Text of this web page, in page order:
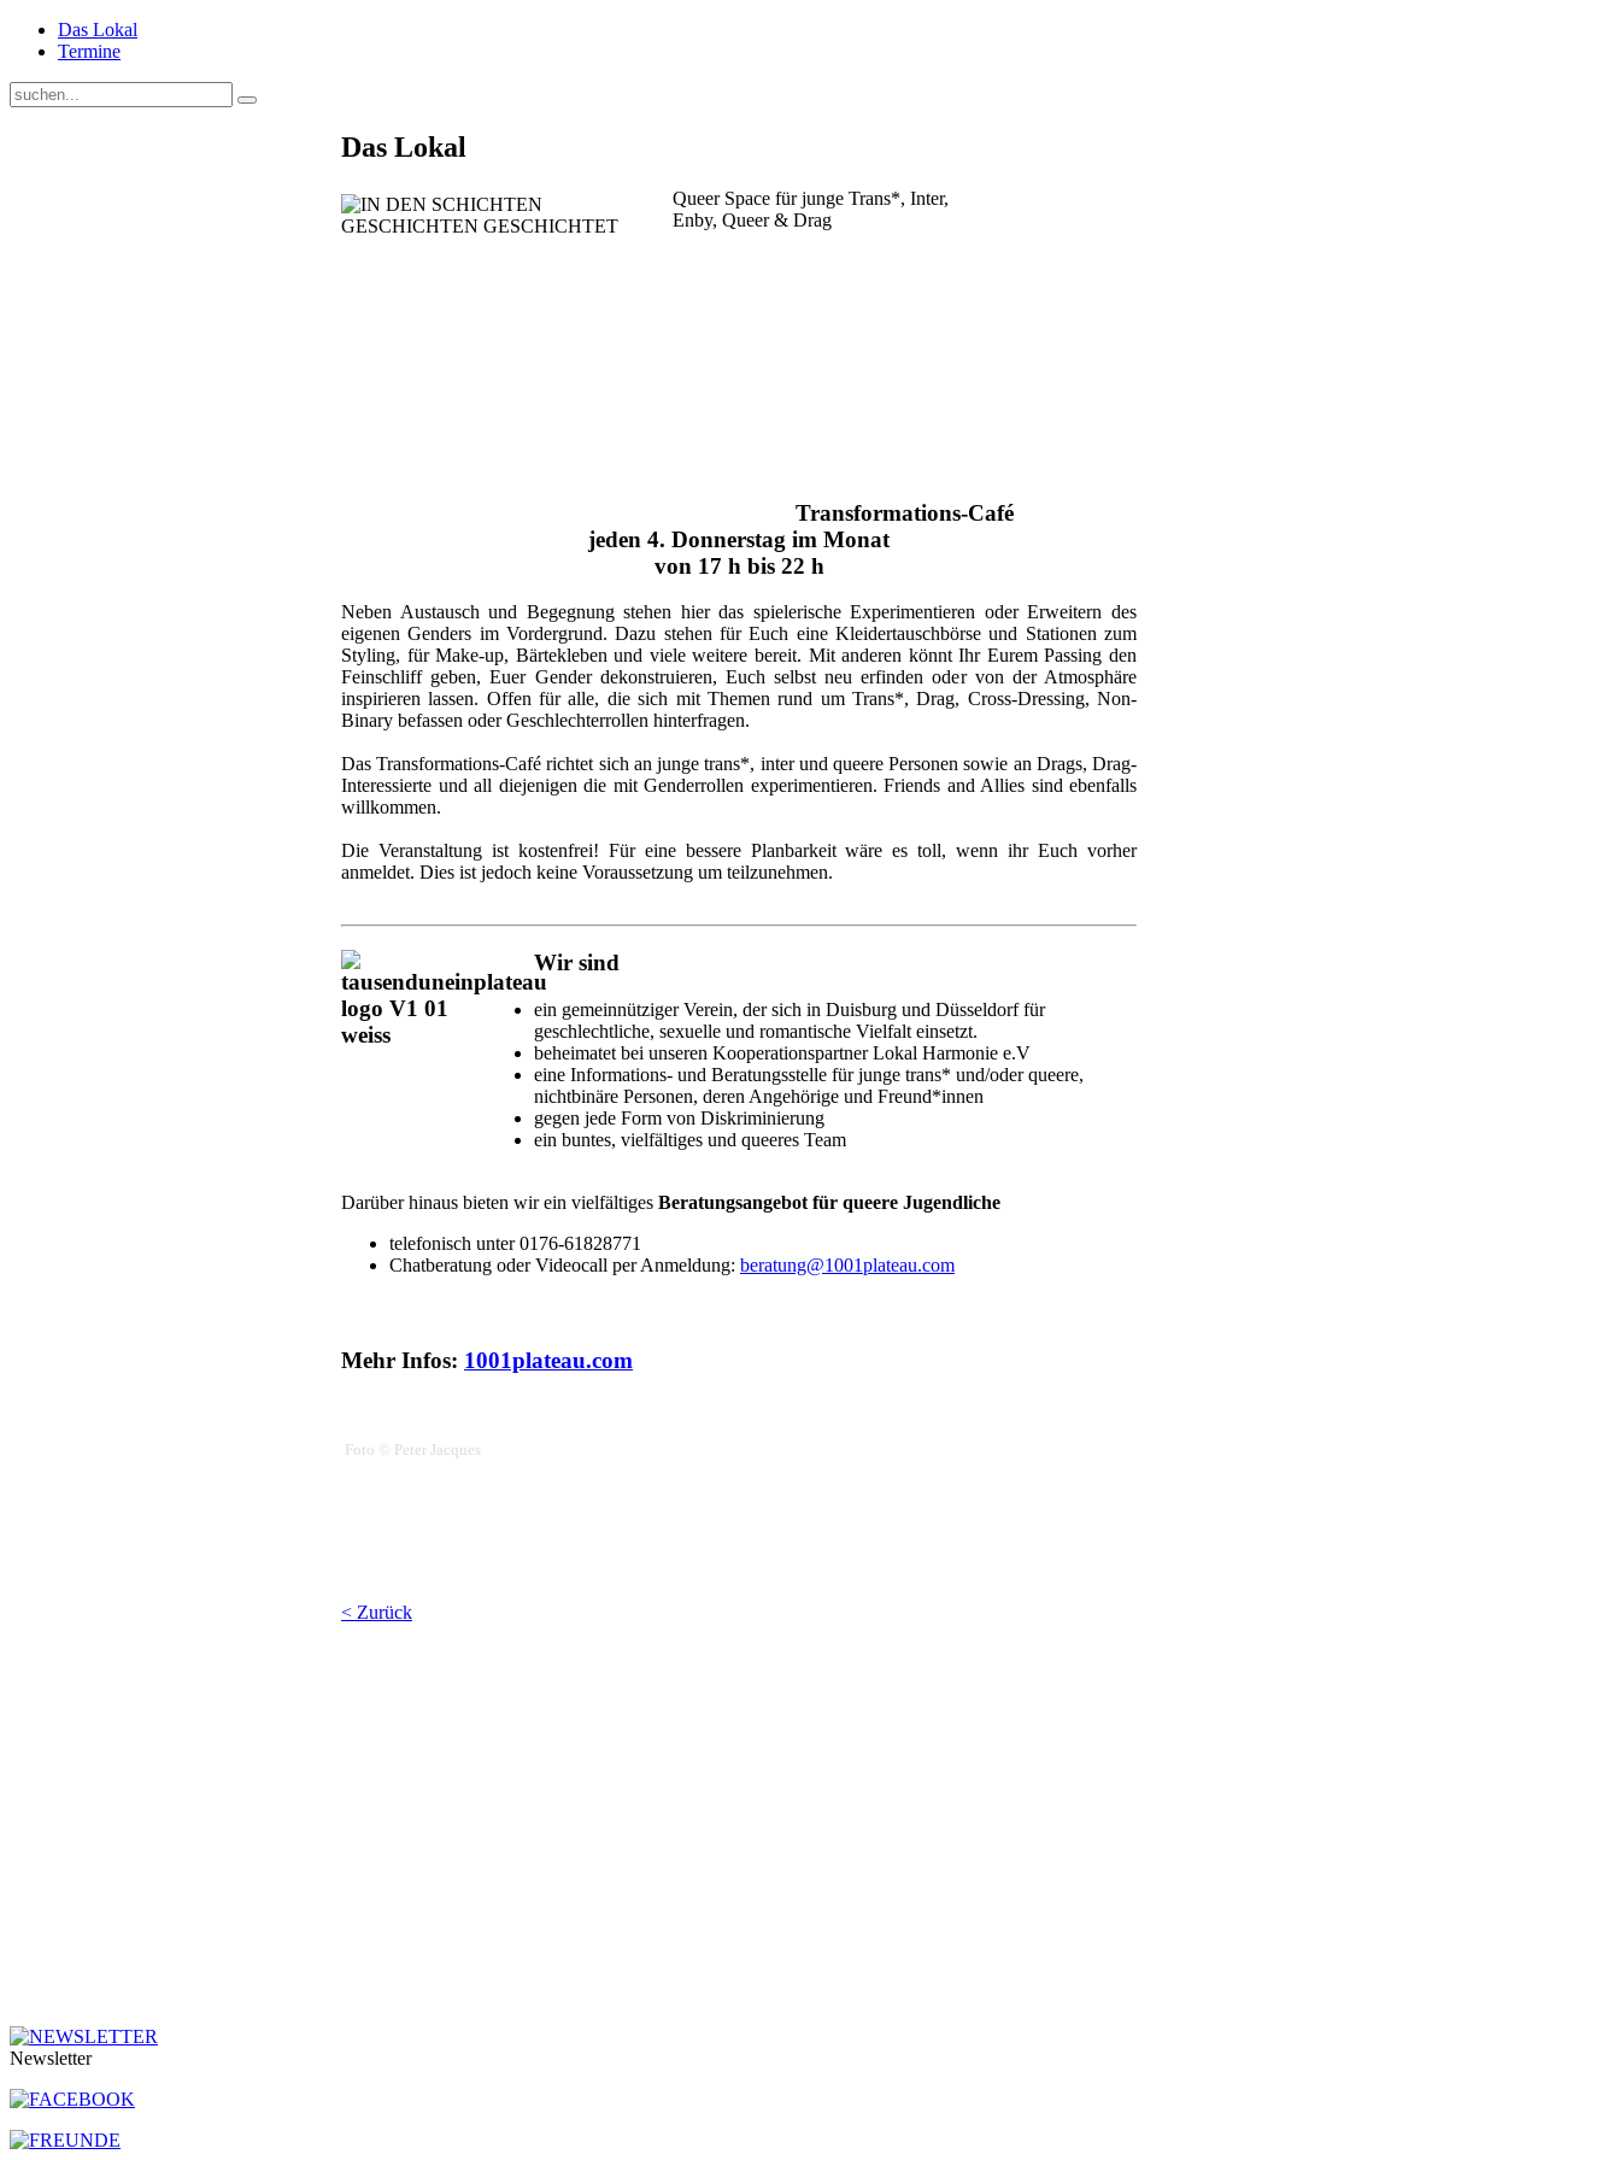
Das Lokal
Termine
Das Lokal
Queer Space für junge Trans*, Inter,
Enby, Queer & Drag
Transformations-Café
jeden 4. Donnerstag im Monat
von 17 h bis 22 h
Neben Austausch und Begegnung stehen hier das spielerische Experimentieren oder Erweitern des
eigenen Genders im Vordergrund. Dazu stehen für Euch eine Kleidertauschbörse und Stationen zum
Styling, für Make-up, Bärtekleben und viele weitere bereit. Mit anderen könnt Ihr Eurem Passing den
Feinschliff geben, Euer Gender dekonstruieren, Euch selbst neu erfinden oder von der Atmosphäre
inspirieren lassen. Offen für alle, die sich mit Themen rund um Trans*, Drag, Cross-Dressing, Non-
Binary befassen oder Geschlechterrollen hinterfragen.
Das Transformations-Café richtet sich an junge trans*, inter und queere Personen sowie an Drags, Drag-
Interessierte und all diejenigen die mit Genderrollen experimentieren. Friends and Allies sind ebenfalls
willkommen.
Die Veranstaltung ist kostenfrei! Für eine bessere Planbarkeit wäre es toll, wenn ihr Euch vorher
anmeldet. Dies ist jedoch keine Voraussetzung um teilzunehmen.
Wir sind
ein gemeinnütziger Verein, der sich in Duisburg und Düsseldorf für
geschlechtliche, sexuelle und romantische Vielfalt einsetzt.
beheimatet bei unseren Kooperationspartner Lokal Harmonie e.V
eine Informations- und Beratungsstelle für junge trans* und/oder queere,
nichtbinäre Personen, deren Angehörige und Freund*innen
gegen jede Form von Diskriminierung
ein buntes, vielfältiges und queeres Team
Darüber hinaus bieten wir ein vielfältiges Beratungsangebot für queere Jugendliche
telefonisch unter 0176-61828771
Chatberatung oder Videocall per Anmeldung: beratung@1001plateau.com
Mehr Infos: 1001plateau.com
Foto © Peter Jacques
< Zurück
Newsletter